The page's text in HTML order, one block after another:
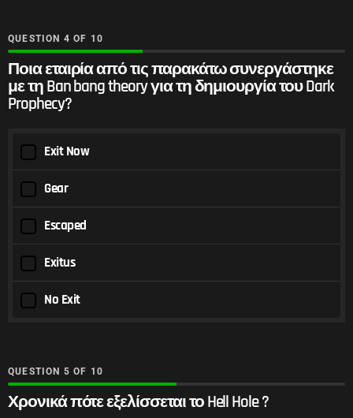
QUESTION OF 10
Ποια εταιρία από τις παρακάτω συνεργάστηκε
με τη Ban bang theory για τη δημιουργία του Dark
Prophecy?
Exit Now
Gear
Escaped
Exitus
No Exit
QUESTION OF 10
Χρονικά πότε εξελίσσεται το Hell Hole ?